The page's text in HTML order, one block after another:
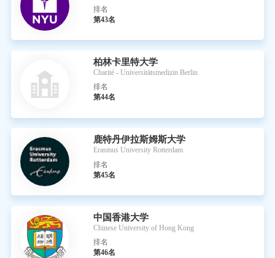
排名
第43名
柏林卡里特大学
Charité - Universitätsmedizin Berlin
排名
第44名
鹿特丹伊拉斯姆斯大学
Erasmus University Rotterdam
排名
第45名
中国香港大学
Chinese University of Hong Kong
排名
第46名